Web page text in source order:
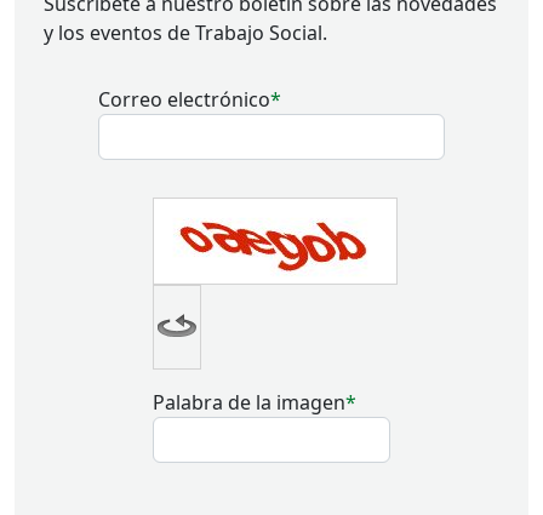
y los eventos de Trabajo Social.
Correo electrónico
Palabra de la imagen